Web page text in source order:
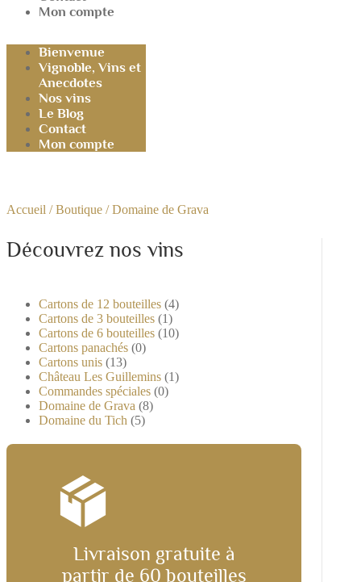
Mon compte
Bienvenue
Vignoble, Vins et
Anecdotes
Nos vins
Le Blog
Contact
Mon compte
Accueil /Boutique / Domaine de Grava
Découvrez nos vins
Cartons de 12 bouteilles (4)
Cartons de 3 bouteilles (1)
Cartons de 6 bouteilles (10)
Cartons panachés (0)
Cartons unis (13)
Château Les Guillemins (1)
Commandes spéciales (0)
Domaine de Grava (8)
Domaine du Tich (5)
Livraison gratuite à
partir de 60 bouteilles